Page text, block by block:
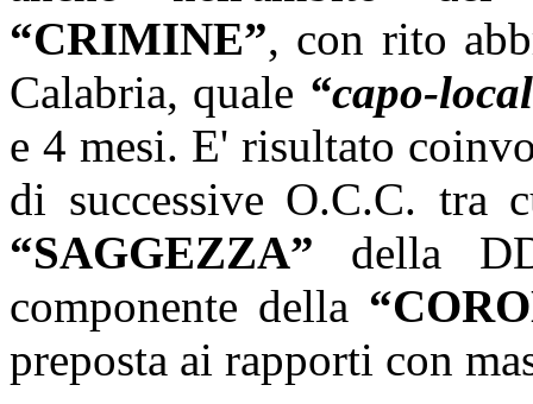
“CRIMINE”, con rito
Calabria, quale “capo-
e 4 mesi. E' risultato
di successive O.C.C.
“SAGGEZZA” della
componente della
preposta ai rapporti con